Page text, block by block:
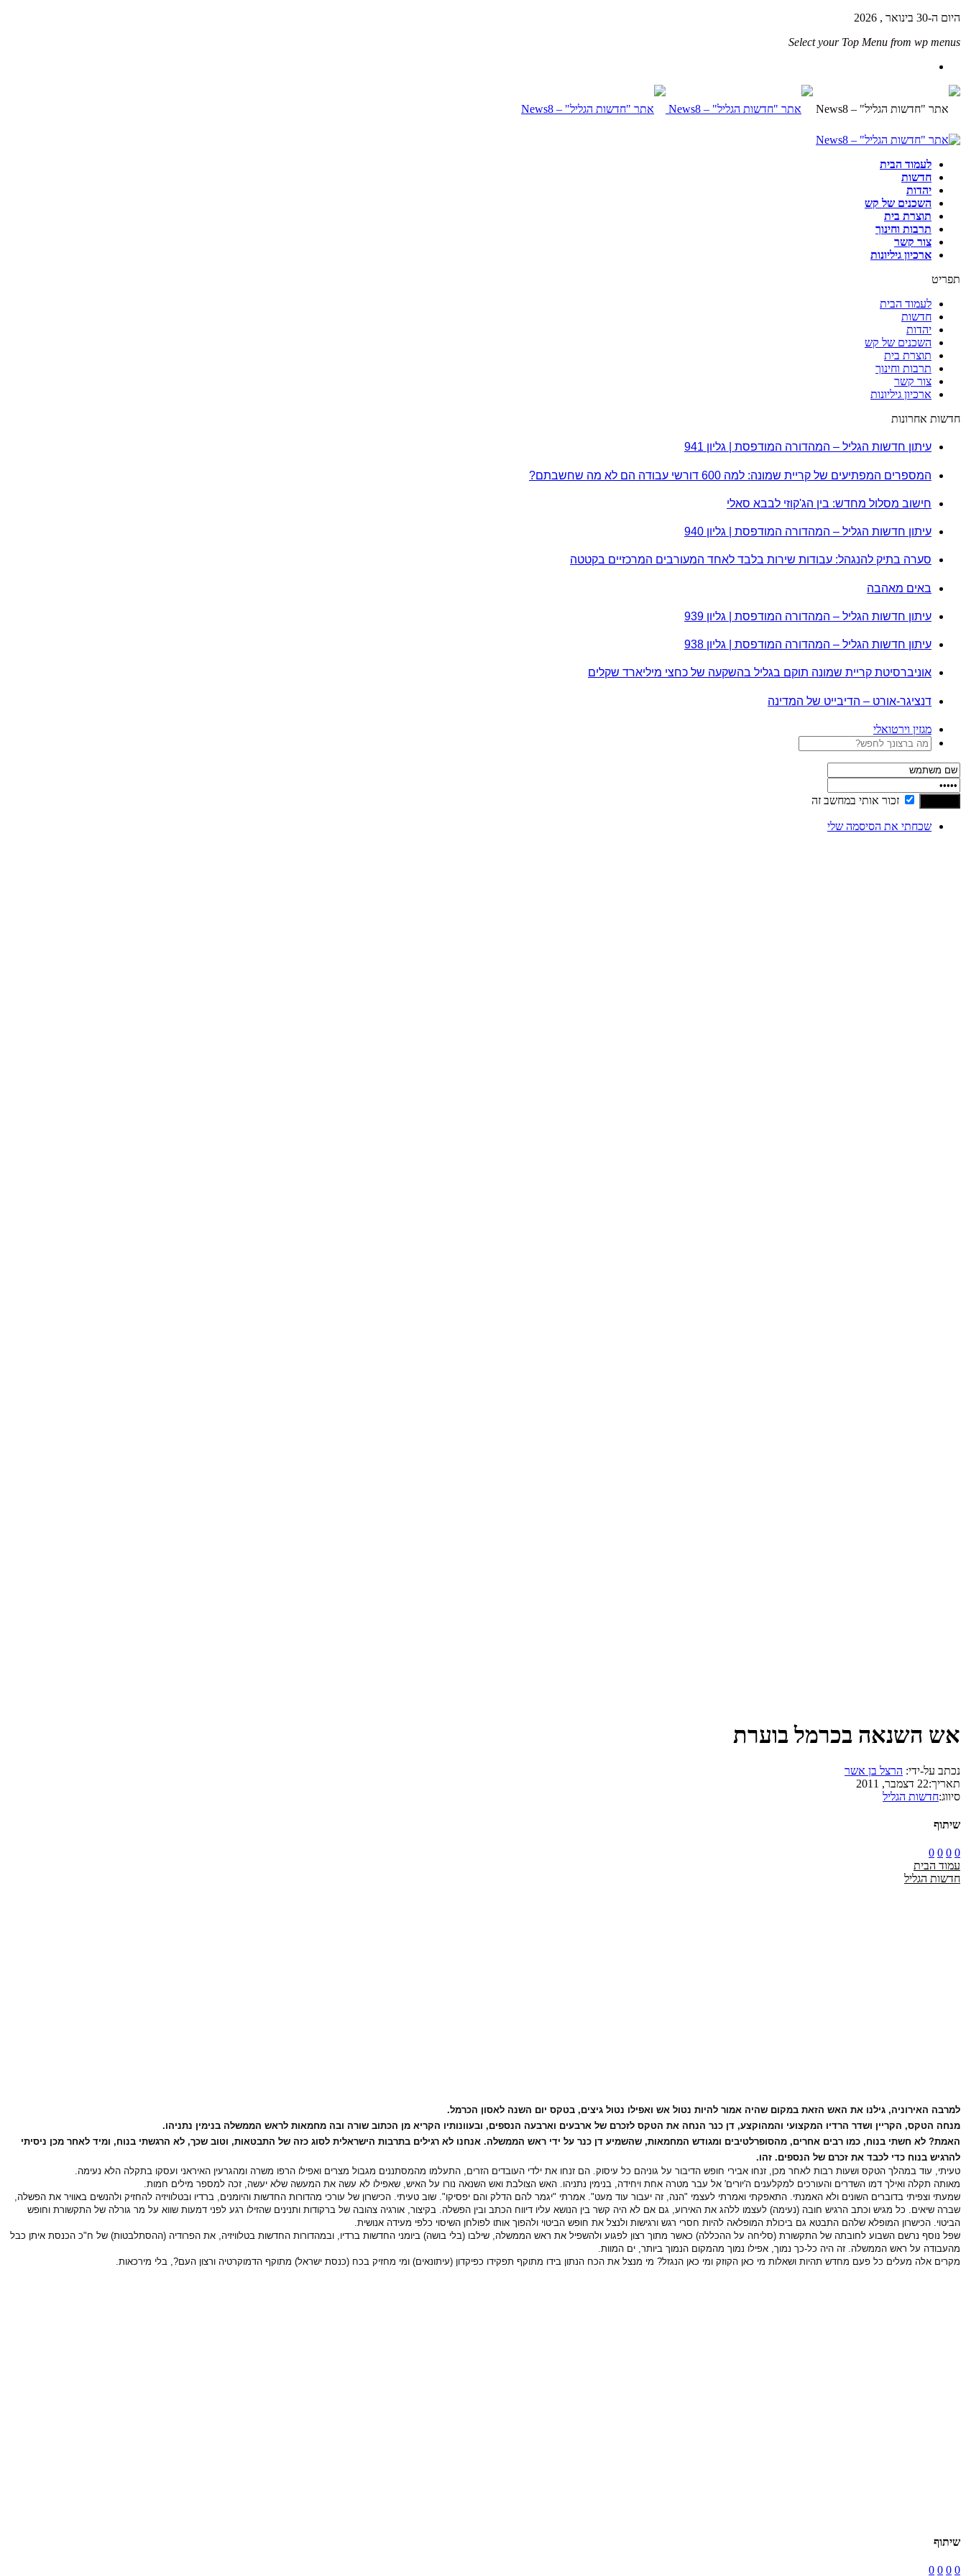
היום ה-30 בינואר , 2026
Select your Top Menu from wp menus
לעמוד הבית
חדשות
יהדות
השכנים של קש
תוצרת בית
תרבות וחינוך
צור קשר
ארכיון גיליונות
תפריט
לעמוד הבית
חדשות
יהדות
השכנים של קש
תוצרת בית
תרבות וחינוך
צור קשר
ארכיון גיליונות
חדשות אחרונות
עיתון חדשות הגליל – המהדורה המודפסת | גליון 941
המספרים המפתיעים של קריית שמונה: למה 600 דורשי עבודה הם לא מה שחשבתם?
חישוב מסלול מחדש: בין הג'קוזי לבבא סאלי
עיתון חדשות הגליל – המהדורה המודפסת | גליון 940
סערה בתיק להנגהל: עבודות שירות בלבד לאחד המעורבים המרכזיים בקטטה
באים מאהבה
עיתון חדשות הגליל – המהדורה המודפסת | גליון 939
עיתון חדשות הגליל – המהדורה המודפסת | גליון 938
אוניברסיטת קריית שמונה תוקם בגליל בהשקעה של כחצי מיליארד שקלים
דנציגר-אורט – הדיבייט של המדינה
מגזין וירטואלי
זכור אותי במחשב זה
שכחתי את הסיסמה שלי
אש השנאה בכרמל בוערת
נכתב על-ידי: הרצל בן אשר
תאריך:22 דצמבר, 2011
סיווג:חדשות הגליל
שיתוף
0
0
0
0
עמוד הבית
חדשות הגליל
למרבה האירוניה, גילנו את האש הזאת במקום שהיה אמור להיות נטול אש ואפילו נטול גיצים, בטקס יום השנה לאסון הכרמל.
מנחה הטקס, הקריין ושדר הרדיו המקצועי והמהוקצע, דן כנר הנחה את הטקס לזכרם של ארבעים וארבעה הנספים, ובעוונותיו הקריא מן הכתוב שורה ובה מחמאות לראש הממשלה בנימין נתניהו.
האמת? לא חשתי בנוח, כמו רבים אחרים, מהסופרלטיבים ומגודש המחמאות, שהשמיע דן כנר על ידי ראש הממשלה. אנחנו לא רגילים בתרבות הישראלית לסוג כזה של התבטאות, וטוב שכך, לא הרגשתי בנוח, ומיד לאחר מכן ניסיתי
להרגיש בנוח כדי לכבד את זכרם של הנספים. זהו.
טעיתי, עוד במהלך הטקס ושעות רבות לאחר מכן, זנחו אבירי חופש הדיבור על גוניהם כל עיסוק. הם זנחו את ילדי העובדים הזרים, התעלמו מהמסתננים מגבול מצרים ואפילו הרפו משרה ומהגרעין האיראני ועסקו בתקלה הלא נעימה.
מאותה תקלה ואילך דמו השדרים והעורכים למקלענים ה'יורים' אל עבר מטרה אחת ויחידה, בנימין נתניהו. האש הצולבת ואש השנאה נורו על האיש, שאפילו לא עשה את המעשה שלא יעשה, זכה למספר מילים חמות.
שמעתי וצפיתי בדוברים השונים ולא האמנתי. התאפקתי ואמרתי לעצמי "הנה, זה יעבור עוד מעט". אמרתי "יגמר להם הדלק והם יפסיקו". שוב טעיתי. הכישרון של עורכי מהדורות החדשות והיומנים, ברדיו ובטלוויזיה להחזיק ולהנשים באוויר את הפשלה,
שברה שיאים. כל מגיש וכתב הרגיש חובה (נעימה) לעצמו ללהג את האירוע, גם אם לא היה קשר בין הנושא עליו דיווח הכתב ובין הפשלה. בקיצור, אורגיה צהובה של ברקודות ותנינים שהזילו רגע לפני דמעות שווא על מר גורלה של התקשורת וחופש
הביטוי. הכישרון המופלא שלהם התבטא גם ביכולת המופלאה להיות חסרי רגש ורגישות ולנצל את חופש הביטוי ולהפוך אותו לפולחן השיסוי כלפי מעידה אנושית.
שפל נוסף נרשם השבוע לחובתה של התקשורת (סליחה על ההכללה) כאשר מתוך רצון לפגוע ולהשפיל את ראש הממשלה, שילבו (בלי בושה) ביומני החדשות ברדיו, ובמהדורות החדשות בטלוויזיה, את הפרודיה (ההסתלבטות) של ח"כ הכנסת איתן כבל
מהעבודה על ראש הממשלה. זה היה כל-כך נמוך, אפילו נמוך מהמקום הנמוך ביותר, ים המוות.
מקרים אלה מעלים כל פעם מחדש תהיות ושאלות מי כאן הקוזק ומי כאן הנגזל? מי מנצל את הכח הנתון בידו מתוקף תפקידו כפיקדון (עיתונאים) ומי מחזיק בכח (כנסת ישראל) מתוקף הדמוקרטיה ורצון העם?, בלי מירכאות.
שיתוף
0
0
0
0